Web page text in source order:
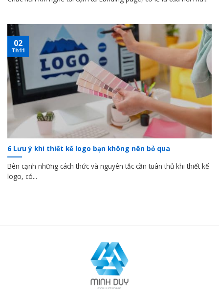
6 Lưu ý khi thiết kế logo bạn không nên bỏ qua
Bên cạnh những cách thức và nguyên tắc cần tuân thủ khi thiết kế
logo, có...
02
Th11